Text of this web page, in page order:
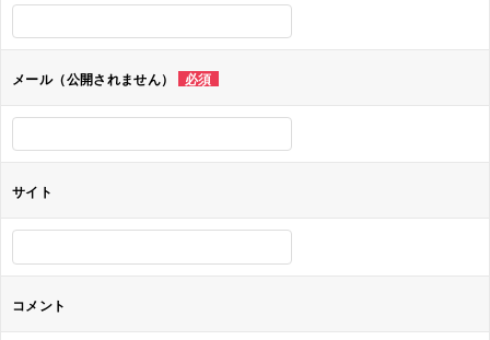
シ
ョ
ン
メール（公開されません） 必須
サイト
コメント